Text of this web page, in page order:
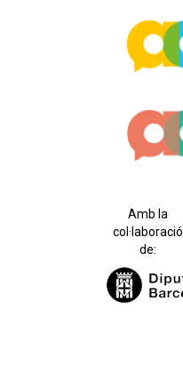
Amb la
col·laboració
de: